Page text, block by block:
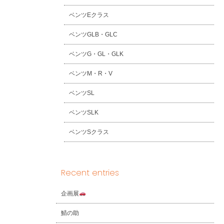
ベンツEクラス
ベンツGLB・GLC
ベンツG・GL・GLK
ベンツM・R・V
ベンツSL
ベンツSLK
ベンツSクラス
Recent entries
企画展
鯖の助